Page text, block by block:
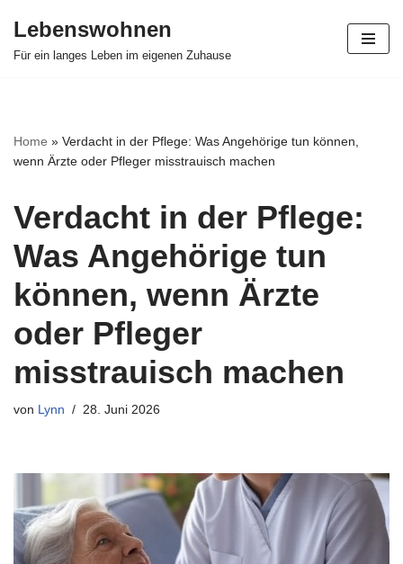
Zum
Lebenswohnen
Für ein langes Leben im eigenen Zuhause
Home » Verdacht in der Pflege: Was Angehörige tun können,
wenn Ärzte oder Pfleger misstrauisch machen
Verdacht in der Pflege:
Was Angehörige tun
können, wenn Ärzte
oder Pfleger
misstrauisch machen
von Lynn 28. Juni 2026